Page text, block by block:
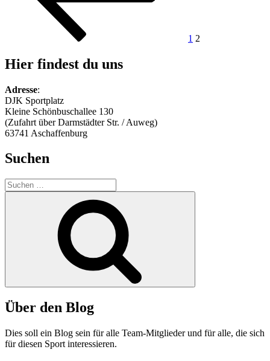
1 2
Hier findest du uns
Adresse:
DJK Sportplatz
Kleine Schönbuschallee 130
(Zufahrt über Darmstädter Str. / Auweg)
63741 Aschaffenburg
Suchen
Suchen
nach:
Über den Blog
Dies soll ein Blog sein für alle Team-Mitglieder und für alle, die sich
für diesen Sport interessieren.